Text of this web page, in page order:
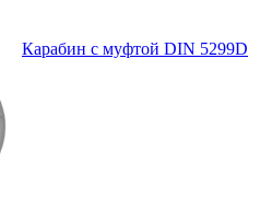
Карабин с муфтой DIN 5299D